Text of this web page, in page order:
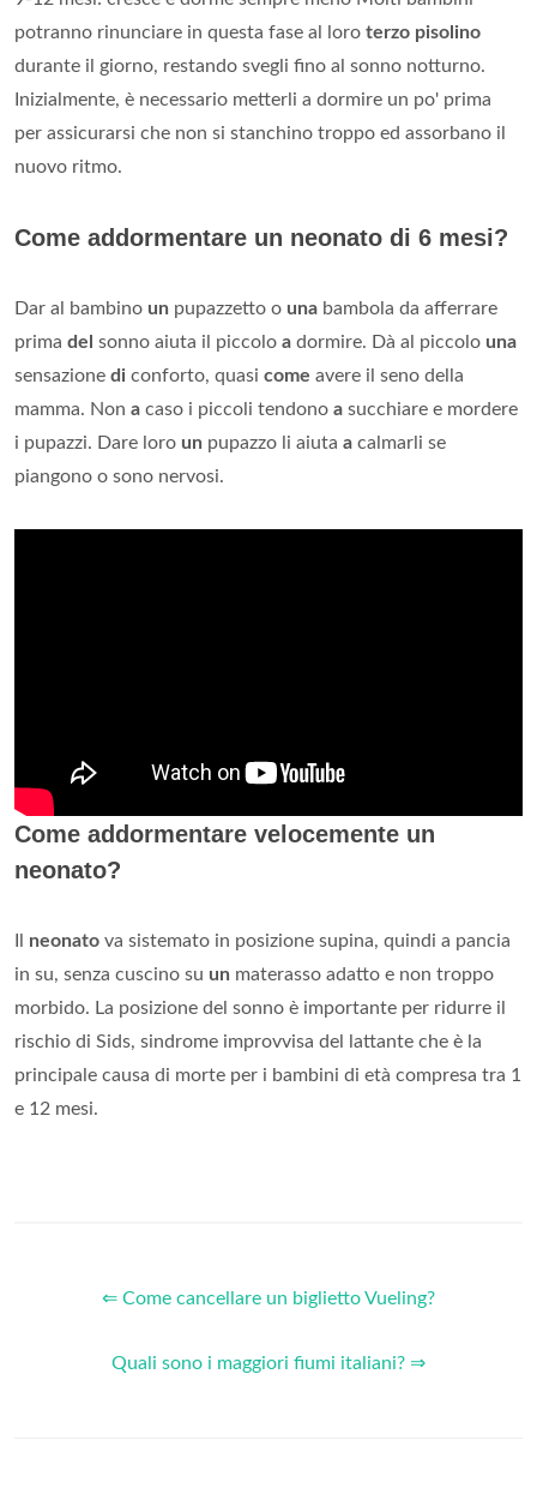
potranno rinunciare in questa fase al loro terzo pisolino
durante il giorno, restando svegli fino al sonno notturno.
Inizialmente, è necessario metterli a dormire un po' prima
per assicurarsi che non si stanchino troppo ed assorbano il
nuovo ritmo.
Come addormentare un neonato di 6 mesi?
Dar al bambino un pupazzetto o una bambola da afferrare
prima del sonno aiuta il piccolo a dormire. Dà al piccolo una
sensazione di conforto, quasi come avere il seno della
mamma. Non a caso i piccoli tendono a succhiare e mordere
i pupazzi. Dare loro un pupazzo li aiuta a calmarli se
piangono o sono nervosi.
Come addormentare velocemente un
neonato?
neonato va sistemato in posizione supina, quindi a pancia
in su, senza cuscino su un materasso adatto e non troppo
morbido. La posizione del sonno è importante per ridurre il
rischio di Sids, sindrome improvvisa del lattante che è la
principale causa di morte per i bambini di età compresa tra 1
e 12 mesi.
⇐ Come cancellare un biglietto Vueling?
Quali sono i maggiori fiumi italiani? ⇒